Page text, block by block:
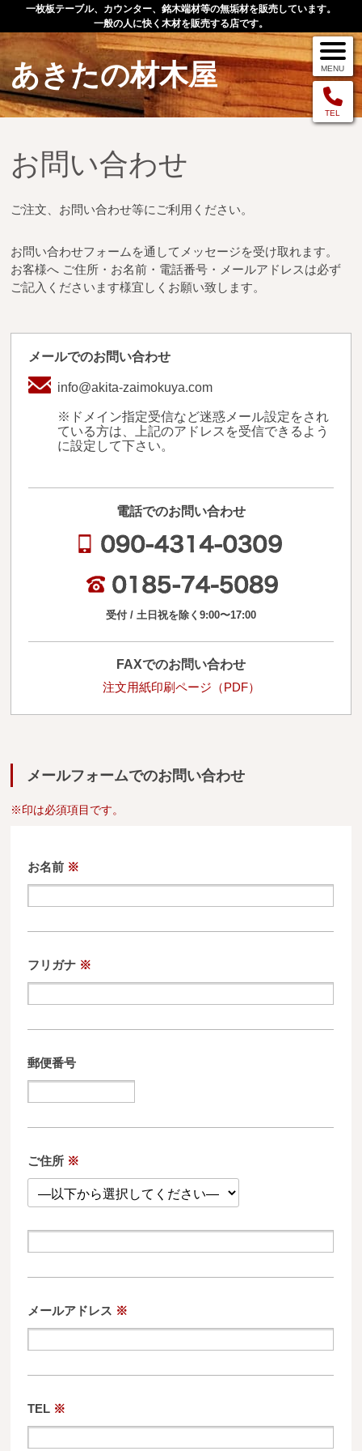
一枚板テーブル、カウンター、銘木端材等の無垢材を販売しています。
一般の人に快く木材を販売する店です。
あきたの材木屋
TEL
MENU
商品検索
メニュー
TOP
手作りオーダー家具
店舗案内
お問い合わせ
お買い物の流れ
送料・お支払い方法について
ご注文前の注意点
Attention
メンテナンスについて
オーダー加工について
ブログ
当店の考え方
カテゴリー
銘木製品
お問い合わせ
ご注文、お問い合わせ等にご利用ください。
お問い合わせフォームを通してメッセージを受け取れます。
お客様へ ご住所・お名前・電話番号・メールアドレスは必ず
ご記入くださいます様宜しくお願い致します。
メールでのお問い合わせ
info@akita-zaimokuya.com
※ドメイン指定受信など迷惑メール設定をされ
ている方は、上記のアドレスを受信できるよう
に設定して下さい。
電話でのお問い合わせ
受付 / 土日祝を除く9:00〜17:00
FAXでのお問い合わせ
注文用紙印刷ページ（PDF）
メールフォームでのお問い合わせ
※印は必須項目です。
お名前 ※
フリガナ ※
郵便番号
ご住所 ※
メールアドレス ※
TEL ※